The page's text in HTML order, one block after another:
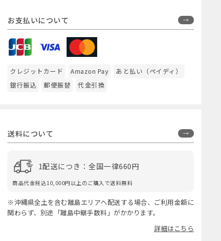
お支払いについて
クレジットカード Amazon Pay
あと払い（ペイディ）
銀行振込
郵便振替 代金引換
送料について
1配送につき：全国一律660円
商品代金税込10,000円以上のご購入で送料無料
※沖縄県全土を含む離島エリアへ配送する場合、ご利用金額に
関わらず、別途「離島中継手数料」がかかります。
詳細はこちら